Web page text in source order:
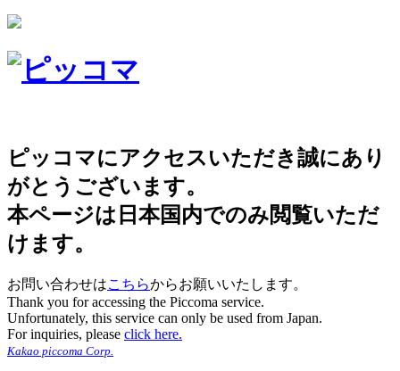
ピッコマにアクセスいただき誠にあり
がとうございます。
本ページは日本国内でのみ閲覧いただ
けます。
お問い合わせはこちらからお願いいたします。
Thank you for accessing the Piccoma service.
Unfortunately, this service can only be used from Japan.
For inquiries, please click here.
Kakao piccoma Corp.